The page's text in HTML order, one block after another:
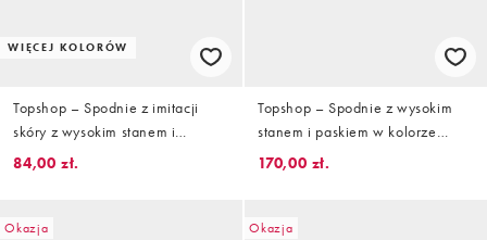
WIĘCEJ KOLORÓW
Topshop – Spodnie z imitacji
skóry z wysokim stanem i
prostymi nogawkami z
84,00 zł.
Topshop – Spodnie z wysokim
stanem i paskiem w kolorze
neutralnym
170,00 zł.
Okazja Okazja